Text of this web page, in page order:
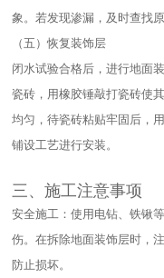
象。若发现渗漏，及时查找
（五）恢复装饰层​
闭水试验合格后，进行地面
瓷砖，用橡胶锤敲打瓷砖使
均匀，待瓷砖粘贴牢固后，
铺设工艺进行安装。​
三、施工注意事项​
安全施工：使用电钻、铁锹
伤。在拆除地面装饰层时，
防止损坏。​